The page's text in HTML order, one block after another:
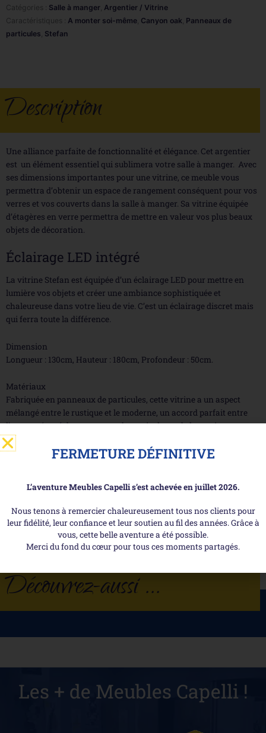
Catégories : Salle à manger Argentier / Vitrine
Caractéristiques : A monter soi-même Canyon oak Panneaux de
particules Stefan
Description
Une alliance parfaite de fonctionnalité et élégance. Cet argentier
est un élément essentiel qui sublimera votre salle à manger. Avec
ses dimensions importantes pour une vitrine, ce meuble vous
permettra d’obtenir un espace de rangement conséquent pour vos
verres et vos couverts dans la salle à manger. Sa vitrine équipée
d’étagères en verre permettra de mettre en valeur vos plus beaux
objets de décoration.
Éclairage LED intégré
La vitrine Stefan est équipée d’un éclairage LED pour mettre en
lumière vos objets et créer une ambiance sophistiquée et
chaleureuse dans votre lieu de vie. C’est un éclairage discret mais
qui ferra toute la différence.
Dimension
Longueur : 130cm, Hauteur : 180cm, Profondeur : 50cm.
Matériaux
Fabriquée en panneaux de particules, cette vitrine a un aspect
mélangé entre le rustique et le moderne, un accord parfait entre
l’aspect rénuré des panneaux de particules et de la partie en verre
éclairée.
Montage
La vitrine est à monter soi-même et peut vous être livrée à
Découvrez-aussi ...
Les + de Meubles Capelli !
FERMETURE DÉFINITIVE
L’aventure Meubles Capelli s’est achevée en juillet 2026.
Nous tenons à remercier chaleureusement tous nos clients pour
leur fidélité, leur confiance et leur soutien au fil des années. Grâce à
vous, cette belle aventure a été possible.
Merci du fond du cœur pour tous ces moments partagés.